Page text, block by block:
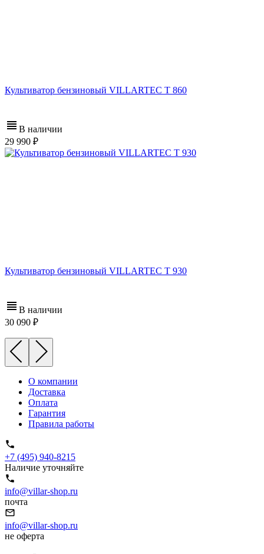
Культиватор бензиновый VILLARTEC T 860
В наличии
29 990
Культиватор бензиновый VILLARTEC T 930
В наличии
30 090
О компании
Доставка
Оплата
Гарантия
Правила работы
+7 (495) 940-8215
Наличие уточняйте
info@villar-shop.ru
почта
info@villar-shop.ru
не оферта